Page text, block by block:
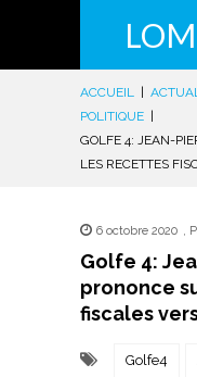
ACCUEIL
POLITIQUE
GOLFE 4: JEAN-
LES RECETTES
6 octobre 2020 ,
Golfe 4:
prononce
fiscales
Golfe4